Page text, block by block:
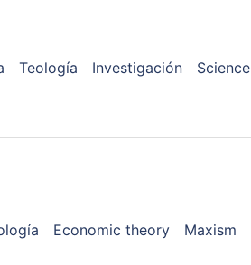
Teología Investigación Science
Economic theory Maxism